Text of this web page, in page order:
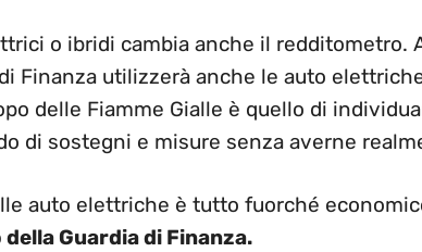
o ibridi cambia anche il redditometro.
Finanza utilizzerà anche le auto
delle Fiamme Gialle è quello di
di sostegni e misure senza averne
auto elettriche è tutto fuorché
Guardia di Finanza.